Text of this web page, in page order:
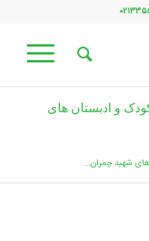
و ادبستان های
شهید چمران...